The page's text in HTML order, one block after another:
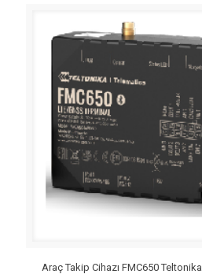
Araç Takip Cihazı FMC650 Teltonika